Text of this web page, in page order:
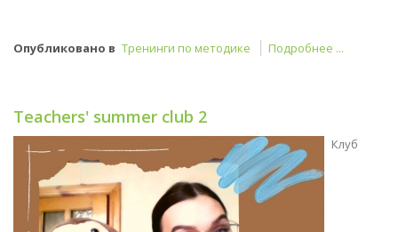
Опубликовано в Тренинги по методике Подробнее ...
Teachers' summer club 2
Клуб